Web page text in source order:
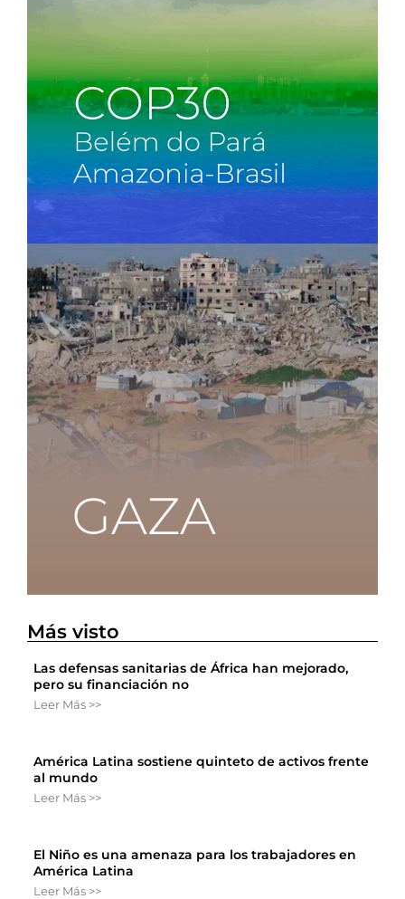
Más visto
Las defensas sanitarias de África han mejorado,
pero su financiación no
Leer Más >>
América Latina sostiene quinteto de activos frente
al mundo
Leer Más >>
El Niño es una amenaza para los trabajadores en
América Latina
Leer Más >>